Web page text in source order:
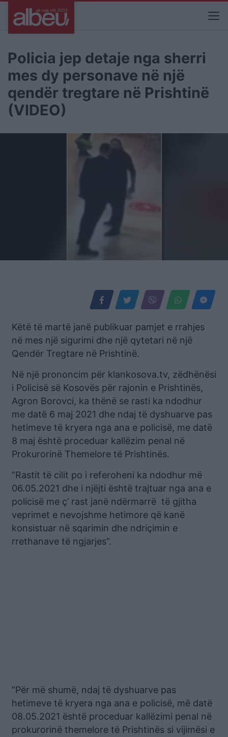
Policia jep detaje nga sherri
mes dy personave në një
qendër tregtare në Prishtinë
(VIDEO)
Këtë të martë janë publikuar pamjet e rrahjes
në mes një sigurimi dhe një qytetari në një
Qendër Tregtare në Prishtinë.
Në një prononcim për klankosova.tv, zëdhënësi
i Policisë së Kosovës për rajonin e Prishtinës,
Agron Borovci, ka thënë se rasti ka ndodhur
me datë 6 maj 2021 dhe ndaj të dyshuarve pas
hetimeve të kryera nga ana e policisë, me datë
8 maj është proceduar kallëzim penal në
Prokurorinë Themelore të Prishtinës.
”Rastit të cilit po i referoheni ka ndodhur më
06.05.2021 dhe i njëjti është trajtuar nga ana e
policisë me ç’ rast janë ndërmarrë të gjitha
veprimet e nevojshme hetimore që kanë
konsistuar në sqarimin dhe ndriçimin e
rrethanave të ngjarjes”.
”Për më shumë, ndaj të dyshuarve pas
hetimeve të kryera nga ana e policisë, më datë
08.05.2021 është proceduar kallëzimi penal në
prokurorinë themelore të Prishtinës si vijimësi e